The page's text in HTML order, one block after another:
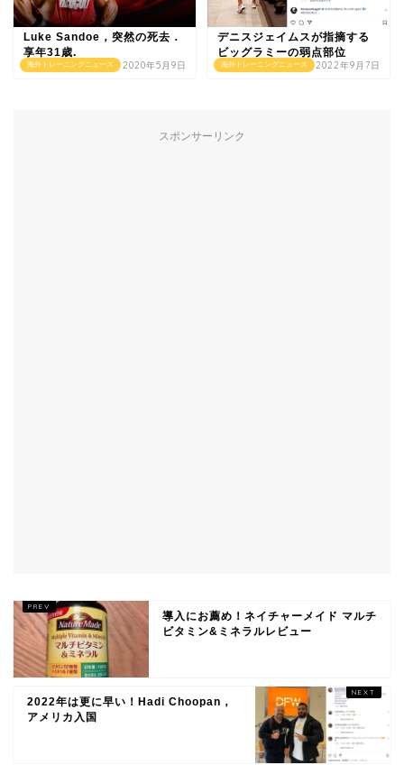
海外トレーニングニュース
Luke Sandoe，突然の死去．
享年31歳.
2020年5月9日 海外トレーニングニュース
デニスジェイムスが指摘する
ビッグラミーの弱点部位
2022年9月7日
スポンサーリンク
導入にお薦め！ネイチャーメイド マルチ
ビタミン&ミネラルレビュー
2022年は更に早い！Hadi Choopan，
アメリカ入国